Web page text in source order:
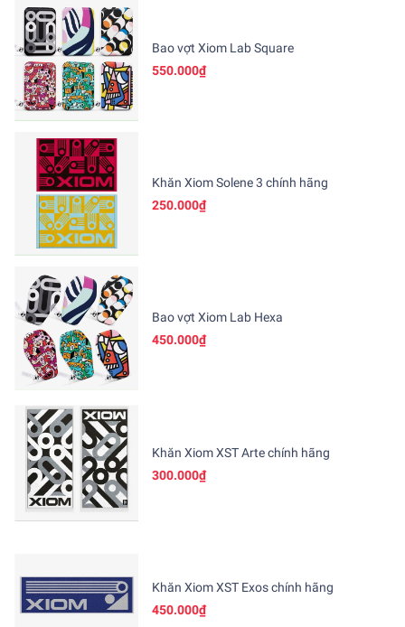
Bao vợt Xiom Lab Square
550.000₫
Khăn Xiom Solene 3 chính hãng
250.000₫
Bao vợt Xiom Lab Hexa
450.000₫
Khăn Xiom XST Arte chính hãng
300.000₫
Khăn Xiom XST Exos chính hãng
450.000₫